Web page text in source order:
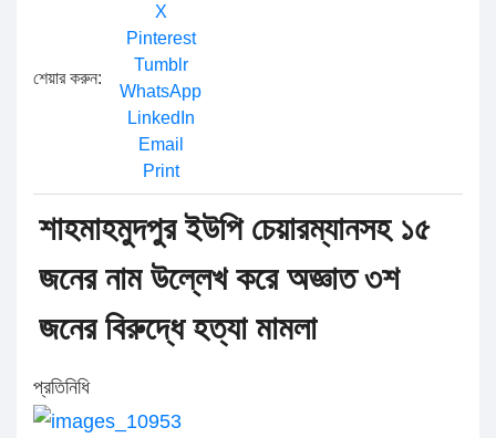
শেয়ার করুন:
X
Pinterest
Tumblr
WhatsApp
LinkedIn
Email
Print
শাহমাহমুদপুর ইউপি চেয়ারম্যানসহ ১৫
জনের নাম উল্লেখ করে অজ্ঞাত ৩শ
জনের বিরুদ্ধে হত্যা মামলা
প্রতিনিধি